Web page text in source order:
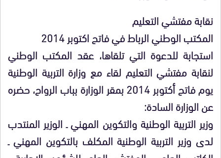
نقابة مفتشي التعليم
المكتب الوطني الرباط في فاتح اكتوبر 2014
استجابة للدعوة التي تلقاها، عقد المكتب الوطني
لنقابة مفتشي التعليم لقاء مع وزارة التربية الوطنية
يوم فاتح أكتوبر 2014 بمقر الوزارة بباب الرواح، حضره
عن الوزارة السادة:
وزير التربية الوطنية والتكوين المهني ـ الوزير المنتدب
لدى وزير التربية الوطنية المكلف بالتكوين المهني ـ